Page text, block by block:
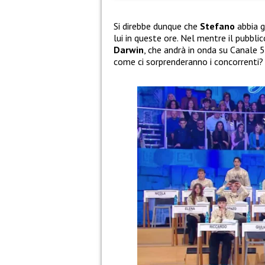
Si direbbe dunque che Stefano abbia
lui in queste ore. Nel mentre il
Darwin, che andrà in onda su Canale
come ci sorprenderanno i